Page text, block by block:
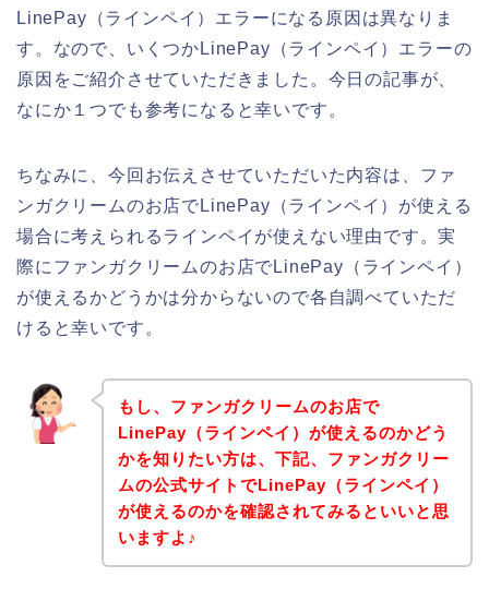
LinePay（ラインペイ）エラーになる原因は異なりま
す。なので、いくつかLinePay（ラインペイ）エラーの
原因をご紹介させていただきました。今日の記事が、
なにか１つでも参考になると幸いです。
ちなみに、今回お伝えさせていただいた内容は、ファ
ンガクリームのお店でLinePay（ラインペイ）が使える
場合に考えられるラインペイが使えない理由です。実
際にファンガクリームのお店でLinePay（ラインペイ）
が使えるかどうかは分からないので各自調べていただ
けると幸いです。
もし、ファンガクリームのお店で
LinePay（ラインペイ）が使えるのかどう
かを知りたい方は、下記、ファンガクリー
ムの公式サイトでLinePay（ラインペイ）
が使えるのかを確認されてみるといいと思
いますよ♪